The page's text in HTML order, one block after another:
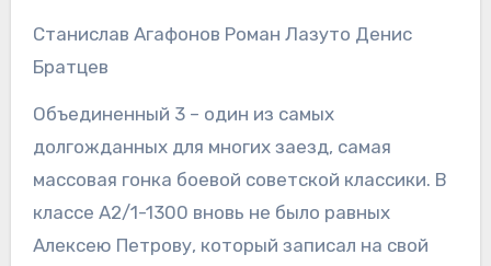
Станислав Агафонов Роман Лазуто Денис
Братцев
Объединенный 3 – один из самых
долгожданных для многих заезд, самая
массовая гонка боевой советской классики. В
классе А2/1-1300 вновь не было равных
Алексею Петрову, который записал на свой